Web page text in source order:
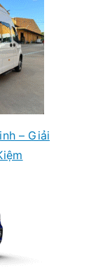
– Giải